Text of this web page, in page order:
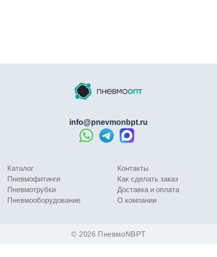
© 2026 ПневмоNBPT
Каталог
Пневмофитинги
Пневмотрубки
Пневмооборудование
Контакты
Как сделать заказ
Доставка и оплата
О компании
info@pnevmonbpt.ru